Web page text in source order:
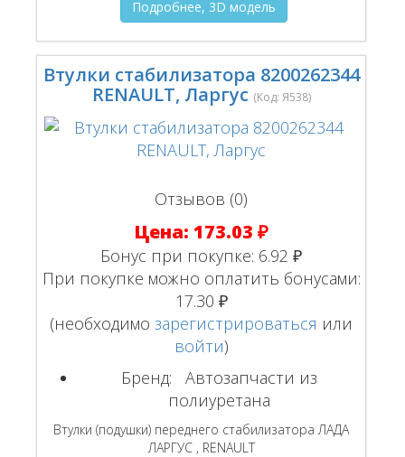
Подробнее, 3D модель
Втулки стабилизатора 8200262344
RENAULT, Ларгус (Код: Я538)
Отзывов (0)
Цена:173.03 ₽
Бонус при покупке: 6.92 ₽
При покупке можно оплатить бонусами:
17.30 ₽
(необходимозарегистрироваться или
войти)
Бренд:
Автозапчасти из
полиуретана
Втулки (подушки) переднего стабилизатора ЛАДА
ЛАРГУС , RENAULT